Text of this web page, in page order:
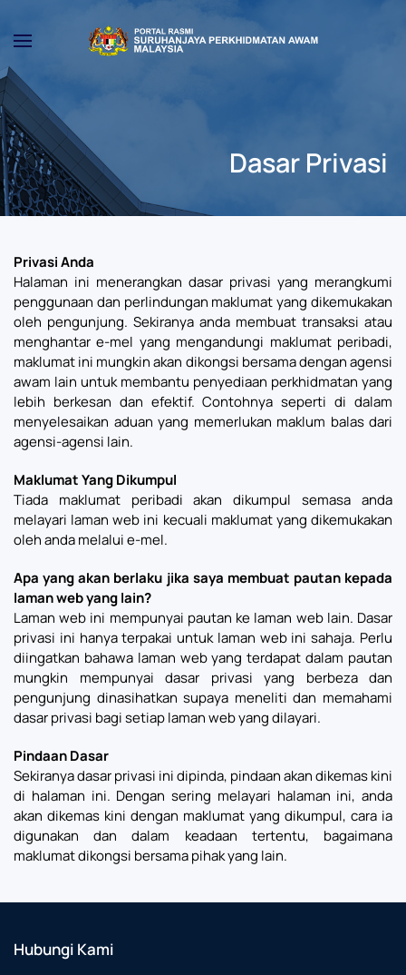
Skip to main content
Dasar Privasi
Privasi Anda
Halaman ini menerangkan dasar privasi yang merangkumi
penggunaan dan perlindungan maklumat yang dikemukakan
oleh pengunjung. Sekiranya anda membuat transaksi atau
menghantar e-mel yang mengandungi maklumat peribadi,
maklumat ini mungkin akan dikongsi bersama dengan agensi
awam lain untuk membantu penyediaan perkhidmatan yang
lebih berkesan dan efektif. Contohnya seperti di dalam
menyelesaikan aduan yang memerlukan maklum balas dari
agensi-agensi lain.
Maklumat Yang Dikumpul
Tiada maklumat peribadi akan dikumpul semasa anda
melayari laman web ini kecuali maklumat yang dikemukakan
oleh anda melalui e-mel.
Apa yang akan berlaku jika saya membuat pautan kepada
laman web yang lain?
Laman web ini mempunyai pautan ke laman web lain. Dasar
privasi ini hanya terpakai untuk laman web ini sahaja. Perlu
diingatkan bahawa laman web yang terdapat dalam pautan
mungkin mempunyai dasar privasi yang berbeza dan
pengunjung dinasihatkan supaya meneliti dan memahami
dasar privasi bagi setiap laman web yang dilayari.
Pindaan Dasar
Sekiranya dasar privasi ini dipinda, pindaan akan dikemas kini
di halaman ini. Dengan sering melayari halaman ini, anda
akan dikemas kini dengan maklumat yang dikumpul, cara ia
digunakan dan dalam keadaan tertentu, bagaimana
maklumat dikongsi bersama pihak yang lain.
Hubungi Kami